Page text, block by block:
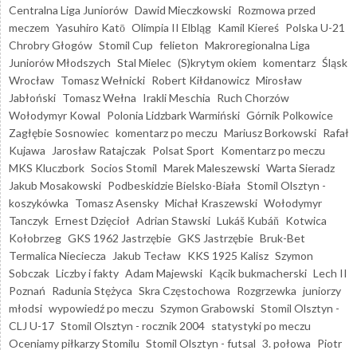
Centralna Liga Juniorów Dawid Mieczkowski Rozmowa przed
meczem Yasuhiro Katō Olimpia II Elbląg Kamil Kiereś Polska U-21
Chrobry Głogów Stomil Cup felieton Makroregionalna Liga
Juniorów Młodszych Stal Mielec (S)krytym okiem komentarz Śląsk
Wrocław Tomasz Wełnicki Robert Kiłdanowicz Mirosław
Jabłoński Tomasz Wełna Irakli Meschia Ruch Chorzów
Wołodymyr Kowal Polonia Lidzbark Warmiński Górnik Polkowice
Zagłębie Sosnowiec komentarz po meczu Mariusz Borkowski Rafał
Kujawa
Jarosław Ratajczak Polsat Sport Komentarz po meczu
MKS Kluczbork Socios Stomil Marek Maleszewski Warta Sieradz
Jakub Mosakowski Podbeskidzie Bielsko-Biała Stomil Olsztyn -
koszykówka Tomasz Asensky Michał Kraszewski Wołodymyr
Tanczyk Ernest Dzięcioł Adrian Stawski Lukáš Kubáň Kotwica
Kołobrzeg GKS 1962 Jastrzębie GKS Jastrzębie Bruk-Bet
Termalica Nieciecza
Jakub Tecław KKS 1925 Kalisz Szymon
Sobczak Liczby i fakty Adam Majewski Kącik bukmacherski Lech II
Poznań Radunia Stężyca Skra Częstochowa Rozgrzewka juniorzy
młodsi wypowiedź po meczu Szymon Grabowski Stomil Olsztyn -
CLJ U-17 Stomil Olsztyn - rocznik 2004 statystyki po meczu
Oceniamy piłkarzy Stomilu Stomil Olsztyn - futsal 3. połowa Piotr